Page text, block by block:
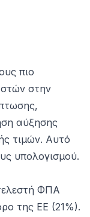
πιο
στην
αύξησης
τιμών. Αυτό
υπολογισμού.
ΦΠΑ
της ΕΕ (21%).